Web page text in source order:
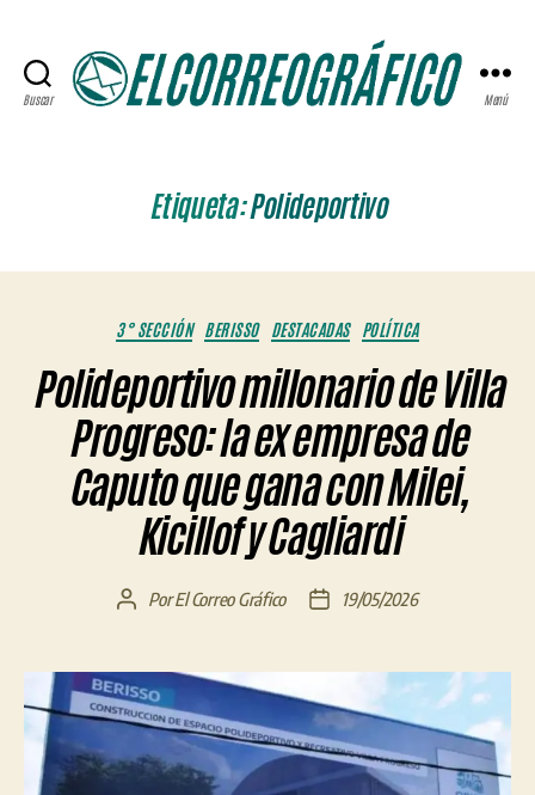
Buscar Menú
Etiqueta:Polideportivo
Categorías
3° SECCIÓN BERISSO DESTACADAS POLÍTICA
Polideportivo millonario de Villa
Progreso: la ex empresa de
Caputo que gana con Milei,
Kicillof y Cagliardi
Autor
entrada
PorEl Correo Gráfico
Fecha
entrada
19/05/2026